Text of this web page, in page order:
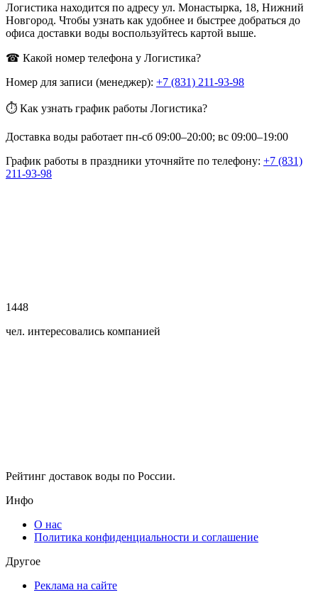
Логистика находится по адресу ул. Монастырка, 18, Нижний
Новгород. Чтобы узнать как удобнее и быстрее добраться до
офиса доставки воды воспользуйтесь картой выше.
☎ Какой номер телефона у Логистика?
Номер для записи (менеджер): +7 (831) 211-93-98
⏱ Как узнать график работы Логистика?
Доставка воды работает пн-сб 09:00–20:00; вс 09:00–19:00
График работы в праздники уточняйте по телефону: +7 (831)
211-93-98
1448
чел. интересовались компанией
Рейтинг доставок воды по России.
Инфо
О нас
Политика конфиденциальности и соглашение
Другое
Реклама на сайте